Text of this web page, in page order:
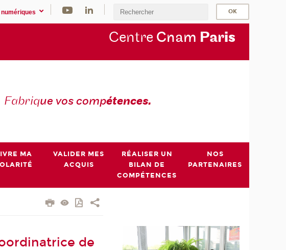
Centre Cnam Paris
Fabrique vos compétences.
MA
VALIDER MES
ACQUIS
RÉALISER UN
BILAN DE
COMPÉTENCES
NOS
PARTENAIRES
de